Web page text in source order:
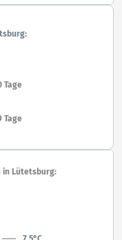
Tage
Tage
in Lütetsburg: